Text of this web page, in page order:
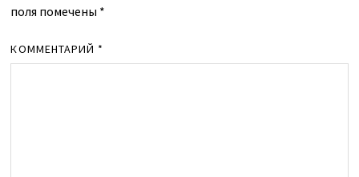
поля помечены *
КОММЕНТАРИЙ *